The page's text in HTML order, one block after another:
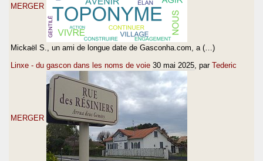
MERGER
Mickaël S., un ami de longue date de Gasconha.com, a (…)
Linxe - du gascon dans les noms de voie 30 mai 2025 , par Tederic
MERGER